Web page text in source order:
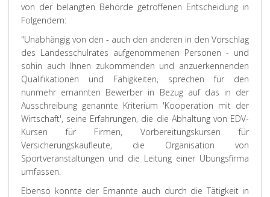
von der belangten Behörde getroffenen Entscheidung in
Folgendem:
"Unabhängig von den - auch den anderen in den Vorschlag
des Landesschulrates aufgenommenen Personen - und
sohin auch Ihnen zukommenden und anzuerkennenden
Qualifikationen und Fähigkeiten, sprechen für den
nunmehr ernannten Bewerber in Bezug auf das in der
Ausschreibung genannte Kriterium 'Kooperation mit der
Wirtschaft', seine Erfahrungen, die die Abhaltung von EDV-
Kursen für Firmen, Vorbereitungskursen für
Versicherungskaufleute, die Organisation von
Sportveranstaltungen und die Leitung einer Übungsfirma
umfassen.
Ebenso konnte der Ernannte auch durch die Tätigkeit in